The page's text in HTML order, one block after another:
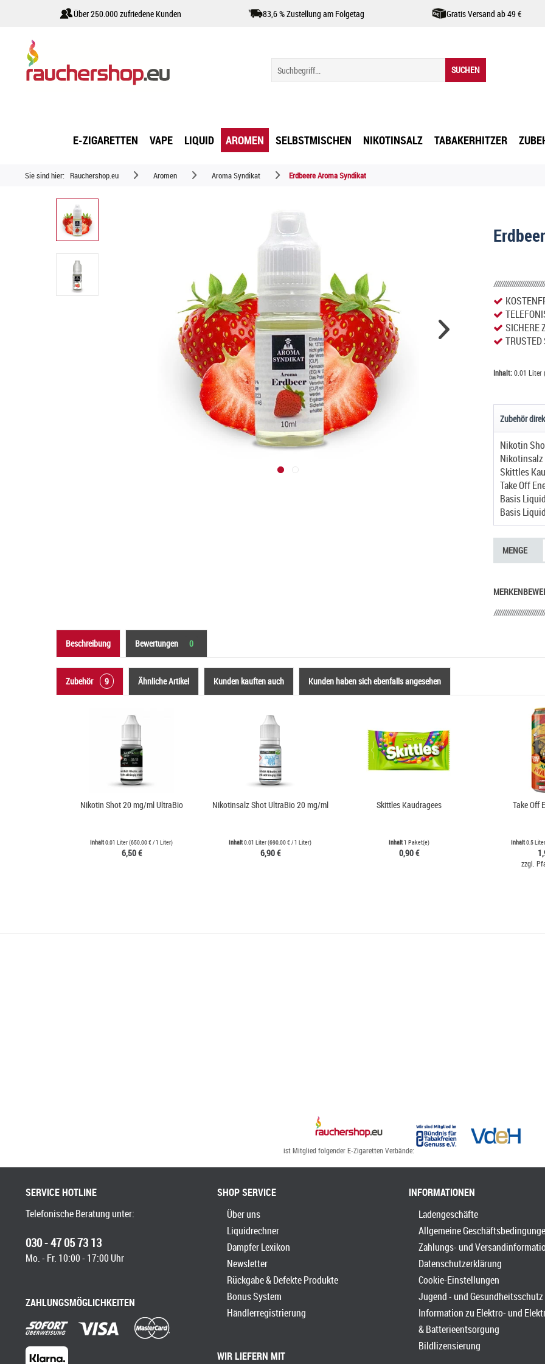
Über 250.000 zufriedene Kunden 83,6 % Zustellung am Folgetag Gratis Versand ab 49 €
SUCHEN
E-ZIGARETTEN VAPE LIQUID AROMEN SELBSTMISCHEN NIKOTINSALZ TABAKERHITZER
Sie sind hier: Rauchershop.eu Aromen Aroma Syndikat Erdbeere Aroma Syndikat
SICHERE
TRUSTED
Inhalt:0.01 Liter
Zubehör
Nikotin
Skittles
Take Off
Basis
Basis
MENGE
MERKEN
Beschreibung Bewertungen 0
Zubehör 9 Ähnliche Artikel Kunden kauften auch Kunden haben sich ebenfalls angesehen
Nikotin Shot 20 mg/ml UltraBio
Inhalt0.01 Liter(650,00 € / 1 Liter)
6,50 €
Nikotinsalz Shot UltraBio 20 mg/ml
Inhalt0.01 Liter(690,00 € / 1 Liter)
6,90 €
Skittles Kaudragees
Inhalt1 Paket(e)
0,90 €
Take Off
Inhalt0.5 Liter
zzgl.
ist Mitglied folgender E-Zigaretten Verbände:
SERVICE HOTLINE
Telefonische Beratung unter:
030 - 47 05 73 13
Mo. - Fr. 10:00 - 17:00 Uhr
ZAHLUNGSMÖGLICHKEITEN
SHOP SERVICE
Über uns
Liquidrechner
Dampfer Lexikon
Newsletter
Rückgabe & Defekte Produkte
Bonus System
Händlerregistrierung
WIR LIEFERN MIT
INFORMATIONEN
Ladengeschäfte
Allgemeine
Zahlungs- und
Datenschutzerklärung
Cookie-Einstellungen
Jugend - und
Information zu Elektro- und
& Batterieentsorgung
Bildlizensierung